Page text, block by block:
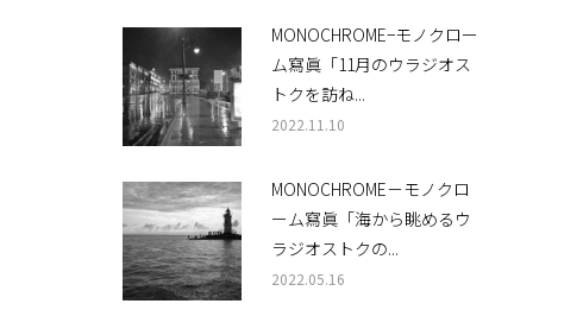
MONOCHROME−モノクロー
ム寫眞「11月のウラジオス
トクを訪ね...
2022.11.10
MONOCHROME－モノクロ
ーム寫眞「海から眺めるウ
ラジオストクの...
2022.05.16